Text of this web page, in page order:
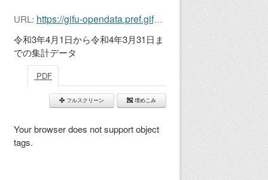
URL: https://gifu-opendata.pref.gifu.lg.jp/dataset/44780fd4-a73e-4c75-b283-c83754611727/resource/684a76ea-d018-41b4-a7e2-54ecbdc662f2/download/r3_hc.pdf
令和3年4月1日から令和4年3月31日ま
での集計データ
PDF
フルスクリーン 埋めこみ
Your browser does not support object
tags.